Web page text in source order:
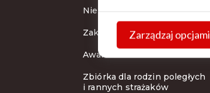
Zarządzaj opcjami
Nie żyje Jacek Rybicki
Zakończenie peregrynacji
Awaria telefonów!
Zbiórka dla rodzin poległych
i rannych strażaków